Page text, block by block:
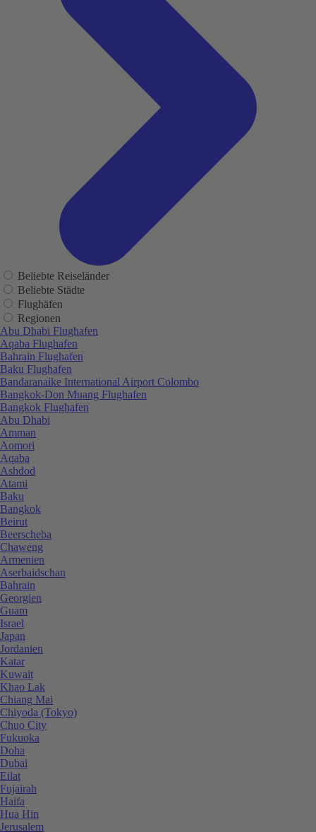
Beliebte Reiseländer
Beliebte Städte
Flughäfen
Regionen
Abu Dhabi Flughafen
Aqaba Flughafen
Bahrain Flughafen
Baku Flughafen
Bandaranaike International Airport Colombo
Bangkok-Don Muang Flughafen
Bangkok Flughafen
Abu Dhabi
Amman
Aomori
Aqaba
Ashdod
Atami
Baku
Bangkok
Beirut
Beerscheba
Chaweng
Armenien
Aserbaidschan
Bahrain
Georgien
Guam
Israel
Japan
Jordanien
Katar
Kuwait
Khao Lak
Chiang Mai
Chiyoda (Tokyo)
Chuo City
Fukuoka
Doha
Dubai
Eilat
Fujairah
Haifa
Hua Hin
Jerusalem